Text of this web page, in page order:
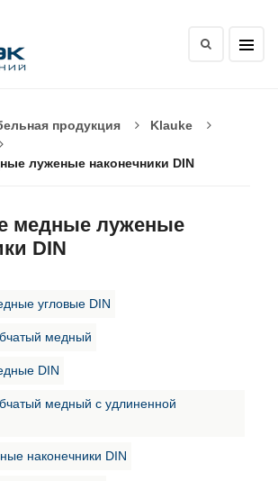
продукция
Klauke
луженые наконечники DIN
медные луженые
DIN
угловые DIN
медный
DIN
медный с удлиненной
наконечники DIN